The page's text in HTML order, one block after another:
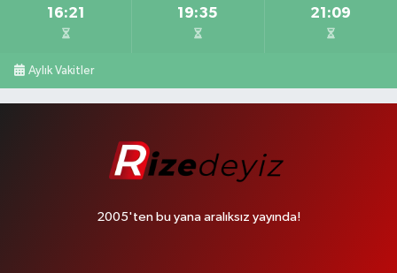
16:21 19:35 21:09
Aylık Vakitler
2005'ten bu yana aralıksız yayında!